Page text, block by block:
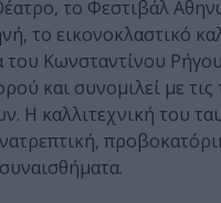
το Φεστιβάλ
το εικονοκλαστικό
Κωνσταντίνου
και συνομιλεί με
Η καλλιτεχνική του